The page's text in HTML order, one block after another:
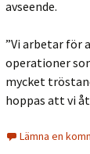
avseende.
”Vi arbetar för
operationer
mycket
hoppas att vi
Lämna en